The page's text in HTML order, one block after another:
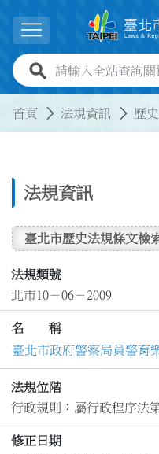
展開選單
全站查詢關鍵字欄
首頁 法規資訊 歷
法規資訊
臺北市歷史法規條文檢
法規類號
北市10－06－2009
名 稱
臺北市政府警察局員警育
法規位階
行政規則：屬行政程序法
修正日期